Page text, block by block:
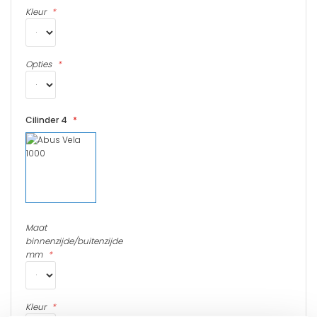
Kleur
Opties
Cilinder 4
Maat
binnenzijde/buitenzijde
mm
Kleur